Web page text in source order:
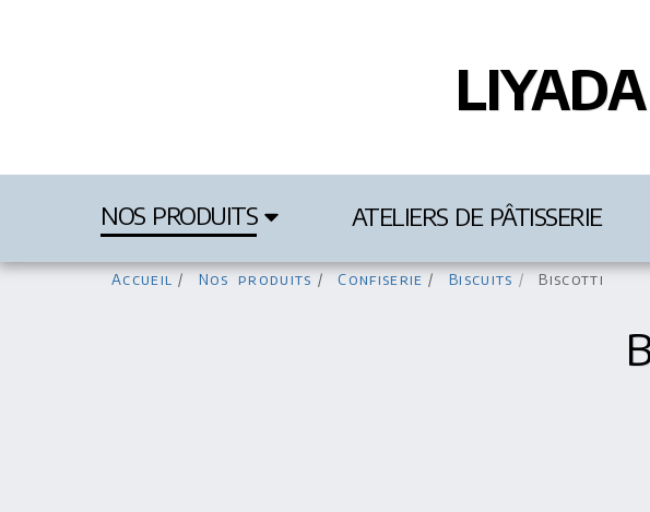
NOS PRODUITS ATELIERS DE PÂTISSERIE
Accueil Nos produits Confiserie Biscuits Biscotti